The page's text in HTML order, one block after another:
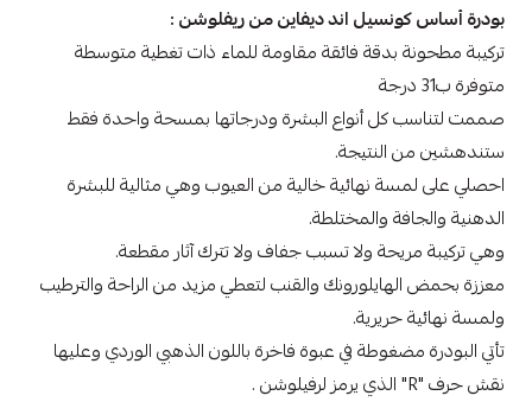
بودرة أساس كونسيل اند ديفاين من ريفلوشن :
تركيبة مطحونة بدقة فائقة مقاومة للماء ذات تغطية متوسطة
متوفرة ب31 درجة
صممت لتناسب كل أنواع البشرة ودرجاتها بمسحة واحدة فقط
ستندهشين من النتيجة.
احصلي على لمسة نهائية خالية من العيوب وهي مثالية للبشرة
الدهنية والجافة والمختلطة.
وهي تركيبة مريحة ولا تسبب جفاف ولا تترك آثار مقطعة.
معززة بحمض الهايلورونك والقنب لتعطي مزيد من الراحة والترطيب
ولمسة نهائية حريرية.
تأتي البودرة مضغوطة في عبوة فاخرة باللون الذهبي الوردي وعليها
نقش حرف "R" الذي يرمز لرفيلوشن .